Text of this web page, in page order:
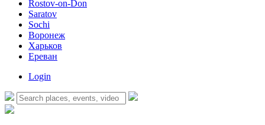
Rostov-on-Don
Saratov
Sochi
Воронеж
Харьков
Ереван
Login